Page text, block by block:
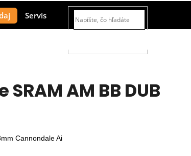
Servis
košík
AM BB DUB
Cannondale Ai